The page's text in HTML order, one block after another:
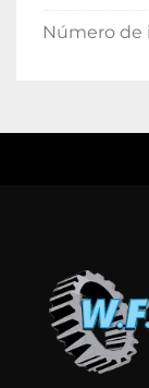
Número de